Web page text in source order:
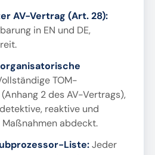
AV-Vertrag (Art. 28):
in EN und DE,
TOM-
2 des AV-Vertrags),
reaktive und
abdeckt.
Liste:Jeder